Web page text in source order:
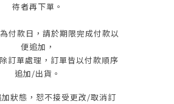
待者再下單 。
付款日，請於期限完成付款以
便追加，
訂單處理，訂單皆以付款順序
追加/出貨 。
狀態，恕不接受更改/取消訂